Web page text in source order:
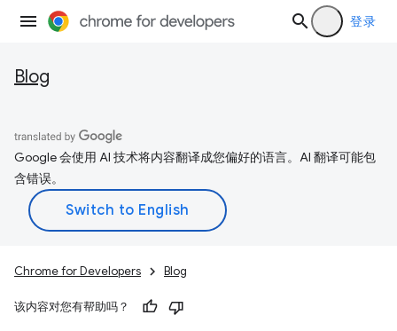
登录
Blog
Google 会使用 AI 技术将内容翻译成您偏好的语言。AI 翻译可能包
含错误。
Chrome for Developers Blog
该内容对您有帮助吗？